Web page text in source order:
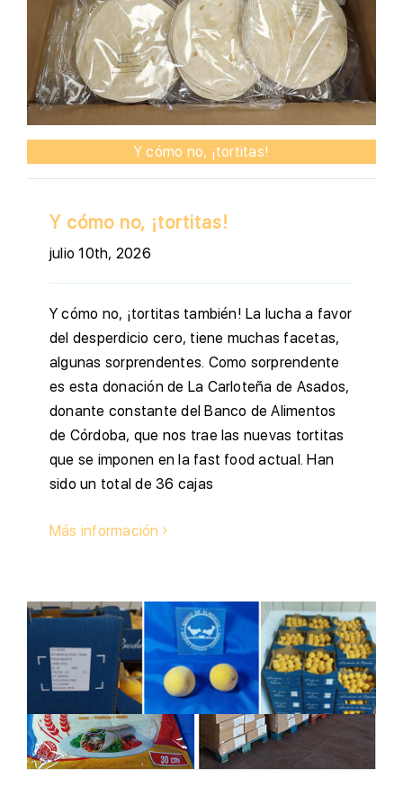
Y cómo no, ¡tortitas!
Y cómo no, ¡tortitas!
julio 10th, 2026
Y cómo no, ¡tortitas también! La lucha a favor
del desperdicio cero, tiene muchas facetas,
algunas sorprendentes. Como sorprendente
es esta donación de La Carloteña de Asados,
donante constante del Banco de Alimentos
de Córdoba, que nos trae las nuevas tortitas
que se imponen en la fast food actual. Han
sido un total de 36 cajas
Más información